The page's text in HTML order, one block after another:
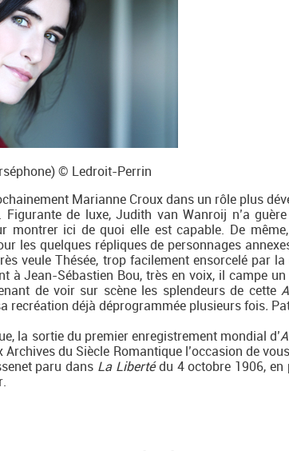
© Ledroit-Perrin
Marianne Croux dans un rôle plus
de luxe, Judith van Wanroij n’a
montrer ici de quoi elle est capable. De
les quelques répliques de personnages
veule Thésée, trop facilement ensorcelé par
à Jean-Sébastien Bou, très en voix, il campe
de voir sur scène les splendeurs de cette
recréation déjà déprogrammée plusieurs fois.
la sortie du premier enregistrement mondial d’
du Siècle Romantique l’occasion de
paru dans La Libertédu 4 octobre 1906, en